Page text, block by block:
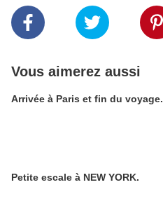
Vous aimerez aussi
Arrivée à Paris et fin du voyage.
Petite escale à NEW YORK.